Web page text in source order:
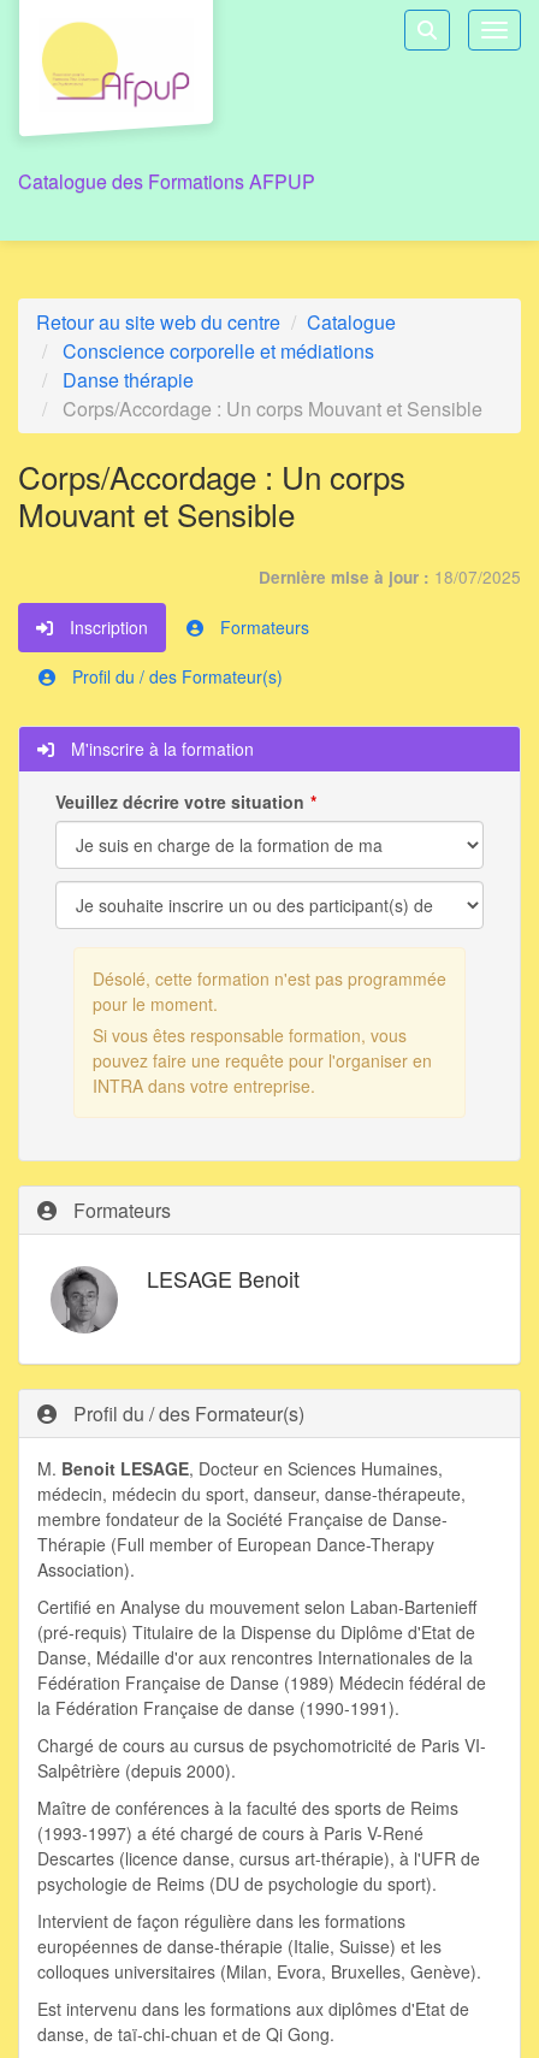
Aller au menu principal
Aller au contenu principal
Personnaliser l'interface
Rechercher
Catalogue des Formations AFPUP
Retour au site web du centre
Catalogue
Conscience corporelle et médiations
Danse thérapie
Corps/Accordage : Un corps Mouvant et Sensible
Corps/Accordage : Un corps
Mouvant et Sensible
Dernière mise à jour : 18/07/2025
Inscription Formateurs
Profil du / des Formateur(s)
M'inscrire à la formation
Veuillez décrire votre situation
Désolé, cette formation n'est pas programmée
pour le moment.
Si vous êtes responsable formation, vous
pouvez faire une requête pour l'organiser en
INTRA dans votre entreprise.
Formateurs
LESAGE Benoit
Profil du / des Formateur(s)
M. Benoit LESAGE, Docteur en Sciences Humaines,
médecin, médecin du sport, danseur, danse-thérapeute,
membre fondateur de la Société Française de Danse-
Thérapie (Full member of European Dance-Therapy
Association).
Certifié en Analyse du mouvement selon Laban-Bartenieff
(pré-requis) Titulaire de la Dispense du Diplôme d'Etat de
Danse, Médaille d'or aux rencontres Internationales de la
Fédération Française de Danse (1989) Médecin fédéral de
la Fédération Française de danse (1990-1991).
Chargé de cours au cursus de psychomotricité de Paris VI-
Salpêtrière (depuis 2000).
Maître de conférences à la faculté des sports de Reims
(1993-1997) a été chargé de cours à Paris V-René
Descartes (licence danse, cursus art-thérapie), à l'UFR de
psychologie de Reims (DU de psychologie du sport).
Intervient de façon régulière dans les formations
européennes de danse-thérapie (Italie, Suisse) et les
colloques universitaires (Milan, Evora, Bruxelles, Genève).
Est intervenu dans les formations aux diplômes d'Etat de
danse, de taï-chi-chuan et de Qi Gong.